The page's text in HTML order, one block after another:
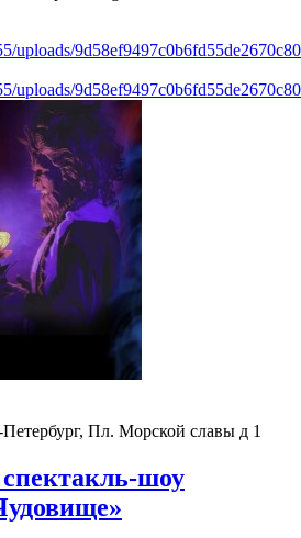
uploads/
uploads/
Пл. Морской славы д 1
шоу